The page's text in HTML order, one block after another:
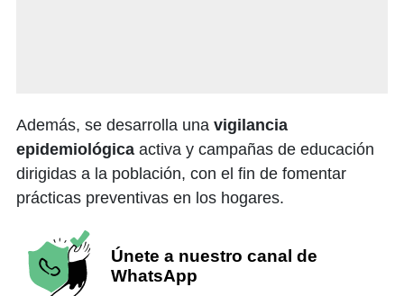
Además, se desarrolla una vigilancia
epidemiológica activa y campañas de educación
dirigidas a la población, con el fin de fomentar
prácticas preventivas en los hogares.
Únete a nuestro canal de
WhatsApp